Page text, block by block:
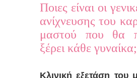
Ποιες είναι οι
ανίχνευσης του
μαστού που θα
ξέρει κάθε γυναίκα;
Κλινική εξετάση